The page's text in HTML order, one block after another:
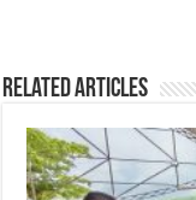
Related Articles